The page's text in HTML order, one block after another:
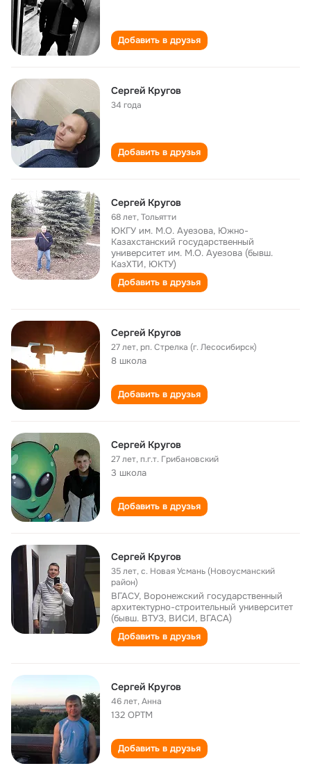
Добавить в друзья
Сергей Кругов
34 года
Добавить в друзья
Сергей Кругов
68 лет,Тольятти
ЮКГУ им. М.О. Ауезова, Южно-
Казахстанский государственный
университет им. М.О. Ауезова (бывш.
КазХТИ, ЮКТУ)
Добавить в друзья
Сергей Кругов
27 лет,рп. Стрелка (г. Лесосибирск)
8 школа
Добавить в друзья
Сергей Кругов
27 лет,п.г.т. Грибановский
3 школа
Добавить в друзья
Сергей Кругов
35 лет,с. Новая Усмань (Новоусманский
район)
ВГАСУ, Воронежский государственный
архитектурно-строительный университет
(бывш. ВТУЗ, ВИСИ, ВГАСА)
Добавить в друзья
Сергей Кругов
46 лет,Анна
132 ОРТМ
Добавить в друзья